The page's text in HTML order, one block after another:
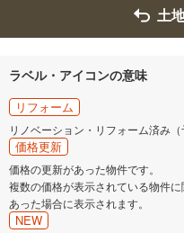
土
ラベル・アイコンの意味
リフォーム
リノベーション・リフォーム済み
価格更新
価格の更新があった物件です。
複数の価格が表示されている物件
あった場合に表示されます。
NEW